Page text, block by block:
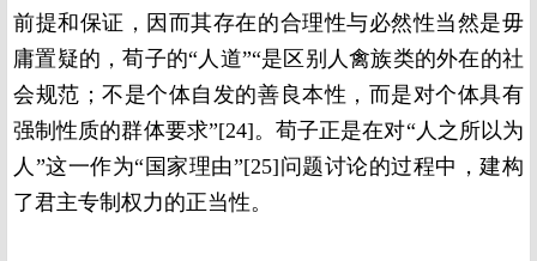
前提和保证，因而其存在的合理性与必然性当然是毋
庸置疑的，荀子的“人道”“是区别人禽族类的外在的社
会规范；不是个体自发的善良本性，而是对个体具有
强制性质的群体要求”[24]。荀子正是在对“人之所以为
人”这一作为“国家理由”[25]问题讨论的过程中，建构
了君主专制权力的正当性。